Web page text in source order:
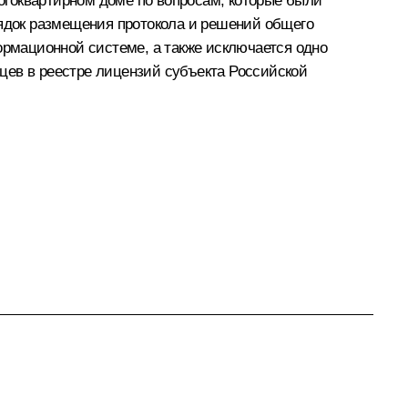
размещения протокола и решений общего
системе, а также исключается одно
в реестре лицензий субъекта Российской